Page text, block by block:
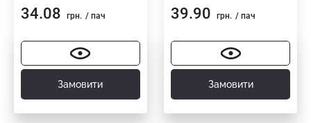
34.08 грн. / пач
Замовити
39.90 грн. / пач
Замовити